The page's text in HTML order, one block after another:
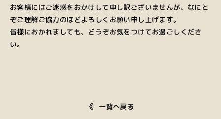
お客様にはご迷惑をおかけして申し訳ございませんが、なにと
ぞご理解ご協力のほどよろしくお願い申し上げます。
皆様におかれましても、どうぞお気をつけてお過ごしくださ
い。
一覧へ戻る